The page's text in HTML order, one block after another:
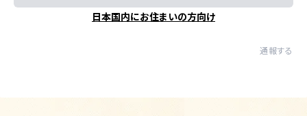
日本国内にお住まいの方向け
通報する